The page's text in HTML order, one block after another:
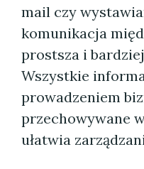
mail czy
komunikacja
prostsza i
Wszystkie
prowadzeniem
przechowywane
ułatwia